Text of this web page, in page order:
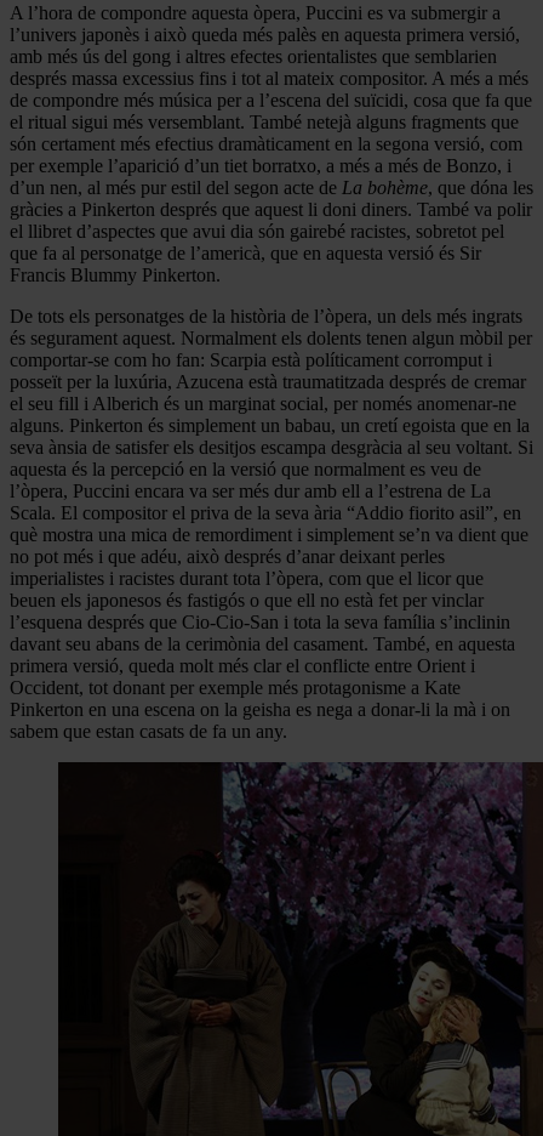
A l’hora de compondre aquesta òpera, Puccini es va submergir a
l’univers japonès i això queda més palès en aquesta primera versió,
amb més ús del gong i altres efectes orientalistes que semblarien
després massa excessius fins i tot al mateix compositor. A més a més
de compondre més música per a l’escena del suïcidi, cosa que fa que
el ritual sigui més versemblant. També netejà alguns fragments que
són certament més efectius dramàticament en la segona versió, com
per exemple l’aparició d’un tiet borratxo, a més a més de Bonzo, i
d’un nen, al més pur estil del segon acte de La bohème, que dóna les
gràcies a Pinkerton després que aquest li doni diners. També va polir
el llibret d’aspectes que avui dia són gairebé racistes, sobretot pel
que fa al personatge de l’americà, que en aquesta versió és Sir
Francis Blummy Pinkerton.
De tots els personatges de la història de l’òpera, un dels més ingrats
és segurament aquest. Normalment els dolents tenen algun mòbil per
comportar-se com ho fan: Scarpia està políticament corromput i
posseït per la luxúria, Azucena està traumatitzada després de cremar
el seu fill i Alberich és un marginat social, per només anomenar-ne
alguns. Pinkerton és simplement un babau, un cretí egoista que en la
seva ànsia de satisfer els desitjos escampa desgràcia al seu voltant. Si
aquesta és la percepció en la versió que normalment es veu de
l’òpera, Puccini encara va ser més dur amb ell a l’estrena de La
Scala. El compositor el priva de la seva ària “Addio fiorito asil”, en
què mostra una mica de remordiment i simplement se’n va dient que
no pot més i que adéu, això després d’anar deixant perles
imperialistes i racistes durant tota l’òpera, com que el licor que
beuen els japonesos és fastigós o que ell no està fet per vinclar
l’esquena després que Cio-Cio-San i tota la seva família s’inclinin
davant seu abans de la cerimònia del casament. També, en aquesta
primera versió, queda molt més clar el conflicte entre Orient i
Occident, tot donant per exemple més protagonisme a Kate
Pinkerton en una escena on la geisha es nega a donar-li la mà i on
sabem que estan casats de fa un any.